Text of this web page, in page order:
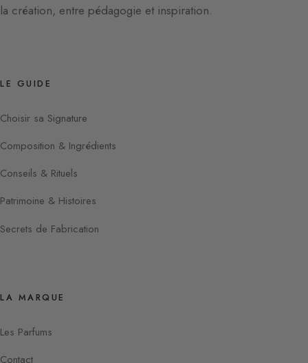
la création, entre pédagogie et inspiration.
LE GUIDE
Choisir sa Signature
Composition & Ingrédients
Conseils & Rituels
Patrimoine & Histoires
Secrets de Fabrication
LA MARQUE
Les Parfums
Contact